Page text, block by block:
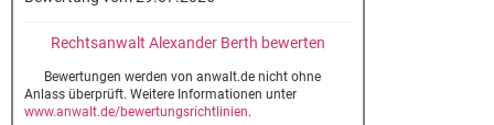
Rechtsanwalt Alexander Berth bewerten
Bewertungen werden von anwalt.de nicht ohne
Anlass überprüft. Weitere Informationen unter
www.anwalt.de/bewertungsrichtlinien.